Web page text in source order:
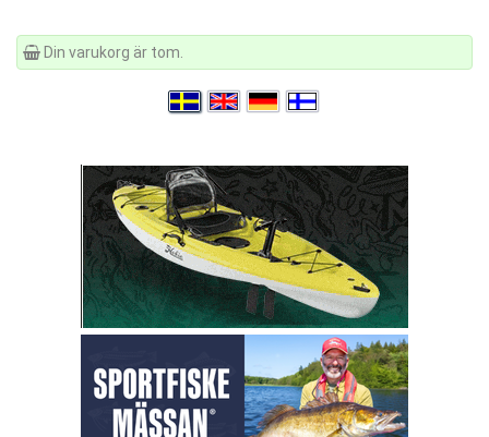
Din varukorg är tom.